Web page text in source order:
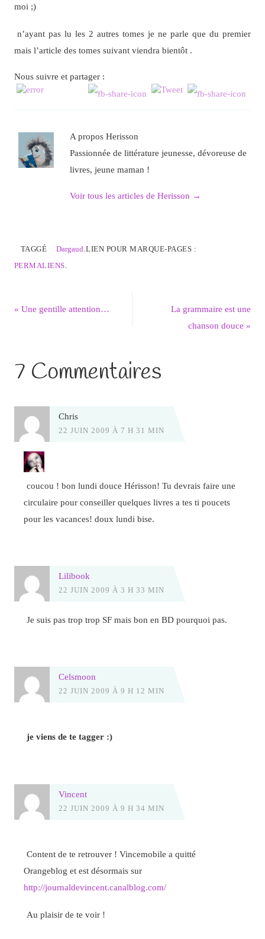
moi ;)
n’ayant pas lu les 2 autres tomes je ne parle que du premier
mais l’article des tomes suivant viendra bientôt .
Nous suivre et partager :
A propos Herisson
Passionnée de littérature jeunesse, dévoreuse de
livres, jeune maman !
Voir tous les articles de Herisson →
TAGGÉ Dargaud.LIEN POUR MARQUE-PAGES :
PERMALIENS.
« Une gentille attention…
La grammaire est une
chanson douce»
7 Commentaires
Chris
22 JUIN 2009 À 7 H 31 MIN
coucou ! bon lundi douce Hérisson! Tu devrais faire une
circulaire pour conseiller quelques livres a tes ti poucets
pour les vacances! doux lundi bise.
Lilibook
22 JUIN 2009 À 3 H 33 MIN
Je suis pas trop trop SF mais bon en BD pourquoi pas.
Celsmoon
22 JUIN 2009 À 9 H 12 MIN
je viens de te tagger :)
Vincent
22 JUIN 2009 À 9 H 34 MIN
Content de te retrouver ! Vincemobile a quitté
Orangeblog et est désormais sur
http://journaldevincent.canalblog.com/
Au plaisir de te voir !